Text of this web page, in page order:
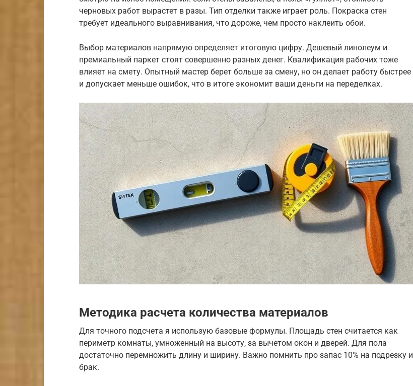
черновых работ вырастет в разы. Тип отделки также играет роль. Покраска стен
требует идеального выравнивания, что дороже, чем просто наклеить обои.
Выбор материалов напрямую определяет итоговую цифру. Дешевый линолеум и
премиальный паркет стоят совершенно разных денег. Квалификация рабочих тоже
влияет на смету. Опытный мастер берет больше за смену, но он делает работу быстрее
и допускает меньше ошибок, что в итоге экономит ваши деньги на переделках.
Методика расчета количества материалов
Для точного подсчета я использую базовые формулы. Площадь стен считается как
периметр комнаты, умноженный на высоту, за вычетом окон и дверей. Для пола
достаточно перемножить длину и ширину. Важно помнить про запас 10% на подрезку и
брак.